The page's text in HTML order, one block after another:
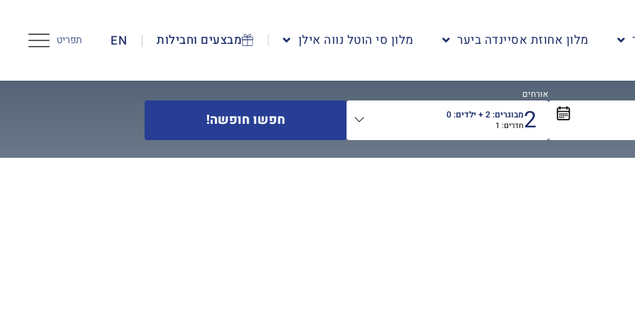
מלון אחוזת אסיינדה ביער מלון סי הוטל נווה אילן מבצעים וחבילות EN תפריט
אורחים
אורחים
2מבוגרים:2+ ילדים:0
חדרים: 1 חפשו חופשה!